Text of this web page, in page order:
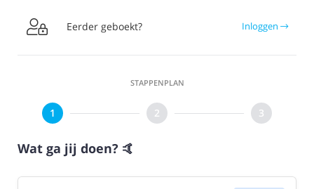
 Eerder geboekt? Inloggen
STAPPENPLAN
Wat ga jij doen? 🤙